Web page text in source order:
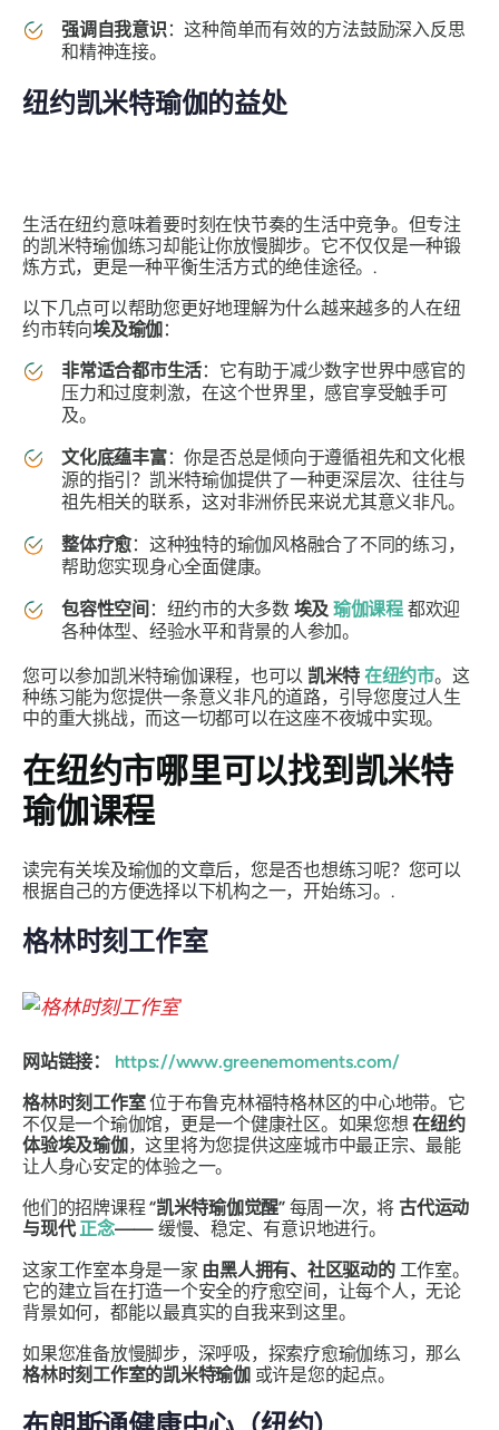
强调自我意识：这种简单而有效的方法鼓励深入反思
和精神连接。
纽约凯米特瑜伽的益处
生活在纽约意味着要时刻在快节奏的生活中竞争。但专注
的凯米特瑜伽练习却能让你放慢脚步。它不仅仅是一种锻
炼方式，更是一种平衡生活方式的绝佳途径。.
以下几点可以帮助您更好地理解为什么越来越多的人在纽
约市转向埃及瑜伽：
非常适合都市生活：它有助于减少数字世界中感官的
压力和过度刺激，在这个世界里，感官享受触手可
及。
文化底蕴丰富：你是否总是倾向于遵循祖先和文化根
源的指引？凯米特瑜伽提供了一种更深层次、往往与
祖先相关的联系，这对非洲侨民来说尤其意义非凡。
整体疗愈：这种独特的瑜伽风格融合了不同的练习，
帮助您实现身心全面健康。
包容性空间 ：纽约市的大多数 埃及 瑜伽课程都欢迎
各种体型、经验水平和背景的人参加。
您可以参加凯米特瑜伽课程，也可以 凯米特 在纽约市。这
种练习能为您提供一条意义非凡的道路，引导您度过人生
中的重大挑战，而这一切都可以在这座不夜城中实现。
在纽约市哪里可以找到凯米特
瑜伽课程
读完有关埃及瑜伽的文章后，您是否也想练习呢？您可以
根据自己的方便选择以下机构之一，开始练习。.
格林时刻工作室
网站链接：
https://www.greenemoments.com/
格林时刻工作室位于布鲁克林福特格林区的中心地带。它
不仅是一个瑜伽馆，更是一个健康社区。如果您想在纽约
体验埃及瑜伽，这里将为您提供这座城市中最正宗、最能
让人身心安定的体验之一。
他们的招牌课程“凯米特瑜伽觉醒”每周一次，将古代运动
与现代正念—— 缓慢、稳定、有意识地进行。
这家工作室本身是一家 由黑人拥有、社区驱动的 工作室。
它的建立旨在打造一个安全的疗愈空间，让每个人，无论
背景如何，都能以最真实的自我来到这里。
如果您准备放慢脚步，深呼吸，探索疗愈瑜伽练习，那么
格林时刻工作室的凯米特瑜伽或许是您的起点。